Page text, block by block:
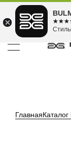
Подели оплату на 4
платежа ⓘ
Главная